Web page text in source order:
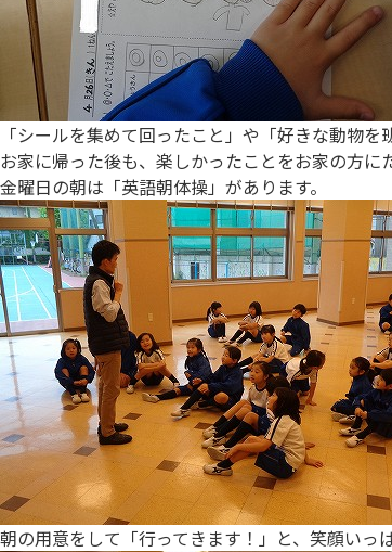
「シールを集めて回ったこと」や「好きな動物
お家に帰った後も、楽しかったことをお家の方に
金曜日の朝は「英語朝体操」があります。
朝の用意をして「行ってきます！」と、笑顔いっ